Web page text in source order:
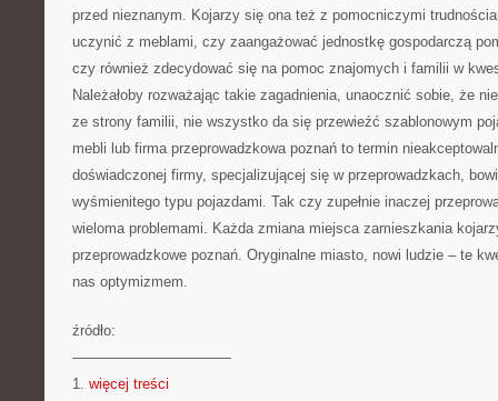
przed nieznanym. Kojarzy się ona też z pomocniczymi
uczynić z meblami, czy zaangażować jednostkę gospodarczą
czy również zdecydować się na pomoc znajomych i familii w
Należałoby rozważając takie zagadnienia, unaocznić sobie, że
ze strony familii, nie wszystko da się przewieźć szablonowym
mebli lub firma przeprowadzkowa poznań to termin
doświadczonej firmy, specjalizującej się w przeprowadzkach,
wyśmienitego typu pojazdami. Tak czy zupełnie inaczej
wieloma problemami. Każda zmiana miejsca zamieszkania
przeprowadzkowe poznań. Oryginalne miasto, nowi ludzie – te
nas optymizmem.
źródło:
———————————
1. więcej treści